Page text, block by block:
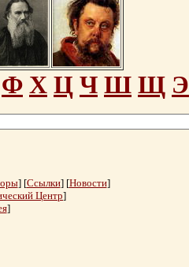
Ф Х Ц Ч Ш Щ Э
] [Ссылки] [Новости]
Центр]
]